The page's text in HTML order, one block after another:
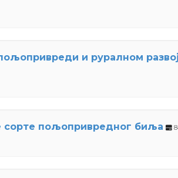
и руралном
сорте пољопривредног биља